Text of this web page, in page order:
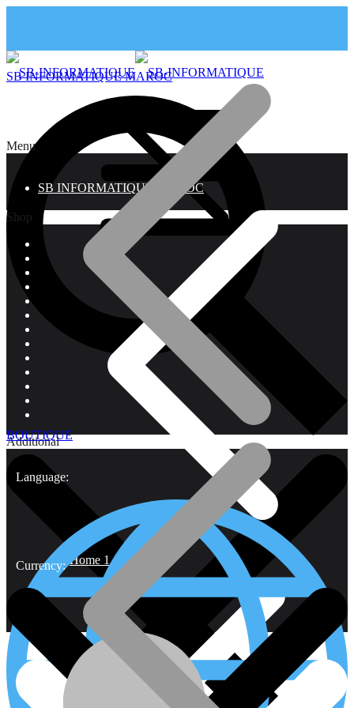
Menu
SB INFORMATIQUE MAROC
Home 1
Shop
Additional
Language:
Currency:
SB INFORMATIQUE MAROC
BOUTIQUE